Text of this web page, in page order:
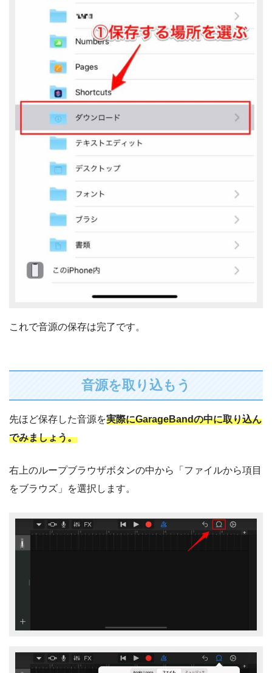
これで音源の保存は完了です。
音源を取り込もう
先ほど保存した音源を実際にGarageBandの中に取り込ん
でみましょう。
右上のループブラウザボタンの中から「ファイルから項目
をブラウズ」を選択します。